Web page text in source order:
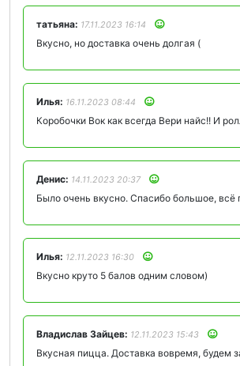
татьяна: 17.11.2023 16:14
Вкусно, но доставка очень долгая (
Илья: 16.11.2023 08:44
Коробочки Вок как всегда Вери найс!! И
Денис: 14.11.2023 20:37
Было очень вкусно. Спасибо большое, всё
Илья: 12.11.2023 16:30
Вкусно круто 5 балов одним словом)
Владислав Зайцев: 12.11.2023 15:43
Вкусная пицца. Доставка вовремя, будем